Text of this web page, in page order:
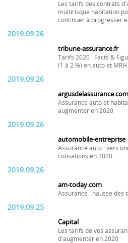
Les tarifs des contrats
multirisque habitation
continuer à progresser
2019.09.26
tribune-assurance.fr
Tarifs 2020 : Facts &
(1 à 2 %) en auto et MRH
2019.09.26
argusdelassurance.com
Assurance auto et
augmenter en 2020
2019.09.26
automobile-entreprise
Assurance auto : vers
cotisations en 2020
2019.09.26
am-today.com
Assurance : hausse des
2019.09.25
Capital
Les tarifs de vos
d'augmenter en 2020